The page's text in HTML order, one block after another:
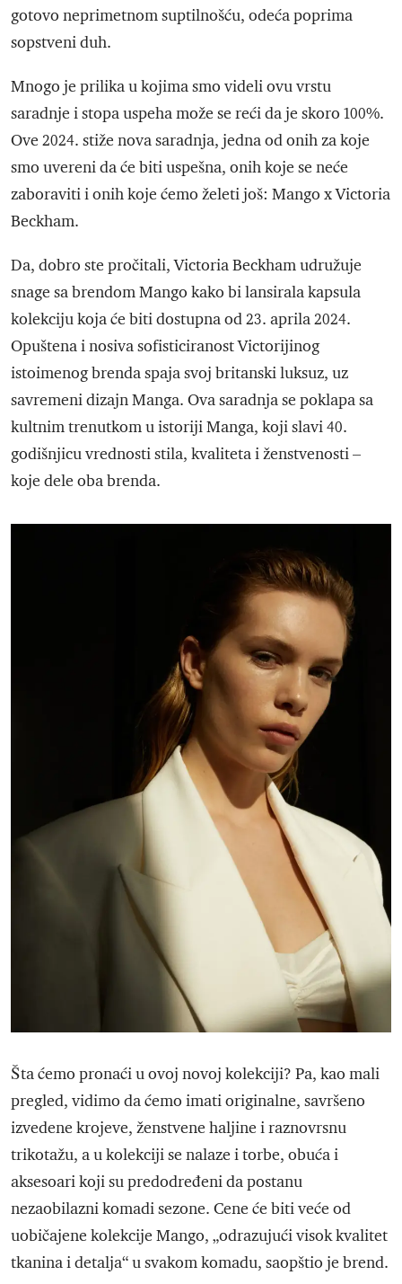
gotovo neprimetnom suptilnošću, odeća poprima
sopstveni duh.
Mnogo je prilika u kojima smo videli ovu vrstu
saradnje i stopa uspeha može se reći da je skoro 100%.
Ove 2024. stiže nova saradnja, jedna od onih za koje
smo uvereni da će biti uspešna, onih koje se neće
zaboraviti i onih koje ćemo želeti još: Mango x Victoria
Beckham.
Da, dobro ste pročitali, Victoria Beckham udružuje
snage sa brendom Mango kako bi lansirala kapsula
kolekciju koja će biti dostupna od 23. aprila 2024.
Opuštena i nosiva sofisticiranost Victorijinog
istoimenog brenda spaja svoj britanski luksuz, uz
savremeni dizajn Manga. Ova saradnja se poklapa sa
kultnim trenutkom u istoriji Manga, koji slavi 40.
godišnjicu vrednosti stila, kvaliteta i ženstvenosti –
koje dele oba brenda.
Šta ćemo pronaći u ovoj novoj kolekciji? Pa, kao mali
pregled, vidimo da ćemo imati originalne, savršeno
izvedene krojeve, ženstvene haljine i raznovrsnu
trikotažu, a u kolekciji se nalaze i torbe, obuća i
aksesoari koji su predodređeni da postanu
nezaobilazni komadi sezone. Cene će biti veće od
uobičajene kolekcije Mango, „odrazujući visok kvalitet
tkanina i detalja“ u svakom komadu, saopštio je brend.